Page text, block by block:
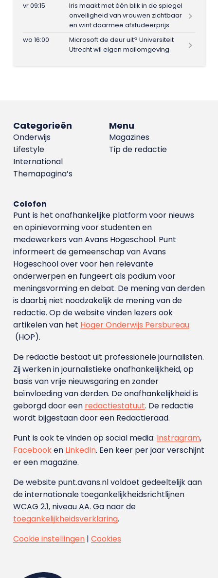
vr 09:15
Iris maakt met één blik in de spiegel
onveiligheid van vrouwen zichtbaar
en wint daarmee afstudeerprijs
wo 16:00
Microsoft de deur uit? Universiteit
Utrecht wil eigen mailomgeving
Menu
Magazines
Tip de redactie
Categorieën
Onderwijs
Lifestyle
International
Themapagina’s
Colofon
Punt is het onafhankelijke platform voor nieuws
en opinievorming voor studenten en
medewerkers van Avans Hoge­school. Punt
informeert de gemeenschap van Avans
Hogeschool over voor hen relevante
onderwerpen en fungeert als podium voor
meningsvorming en debat. De mening van derden
is daarbij niet noodzakelijk de mening van de
redactie. Op de website vinden lezers ook
artikelen van het Hoger Onderwijs Persbureau
(HOP).
De redactie bestaat uit professionele journalisten.
Zij werken in journalistieke onafhankelijkheid, op
basis van vrije nieuwsgaring en zonder
beïnvloeding van derden. De onafhankelijkheid is
geborgd door een redactiestatuut. De redactie
wordt bijgestaan door een Redactieraad.
Punt is ook te vinden op social media: Instragram,
Facebooken LinkedIn. Een keer per jaar verschijnt
er een magazine.
De website punt.avans.nl voldoet gedeeltelijk aan
de internationale toegankelijkheidsrichtlijnen
WCAG 2.1, niveau AA. Ga naar de
toegankelijkheidsverklaring.
Cookie instellingen| Cookies